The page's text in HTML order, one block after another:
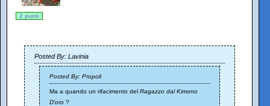
2 punti
Posted By: Lavinia
Posted By: Propoli
Ma a quando un rifacimento del Ragazzo dal Kimono
D'oro ?